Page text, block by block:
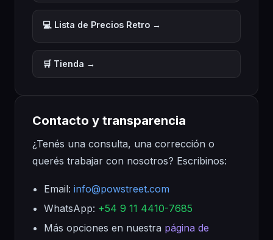
💻 Lista de Precios Retro →
🛒 Tienda →
Contacto y transparencia
¿Tenés una consulta, una corrección o
querés trabajar con nosotros? Escribinos:
Email:info@powstreet.com
WhatsApp: +54 9 11 4410-7685
Más opciones en nuestra página de